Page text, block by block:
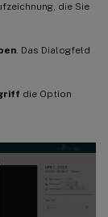
die Sie
. Das Dialogfeld
die Option